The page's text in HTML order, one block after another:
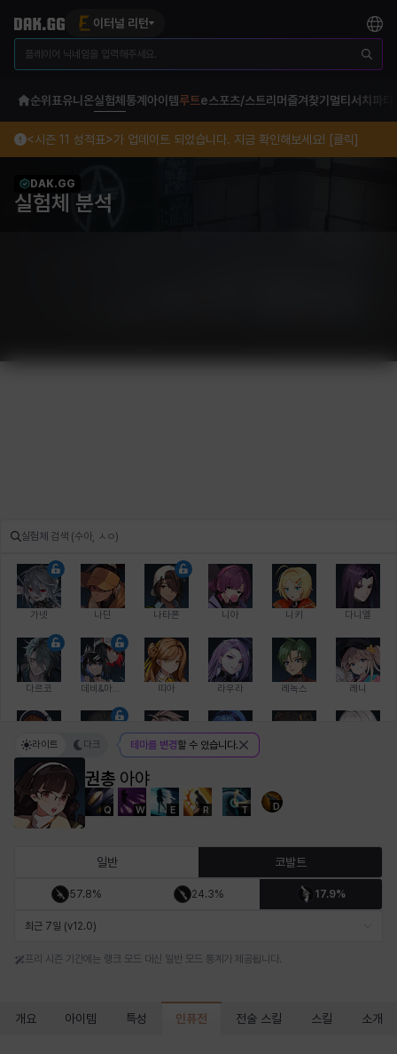
이터널 리턴
순위표유니온실험체 통계 아이템루트e스포츠/스트리머 즐겨찾기 멀티서치 파티
<시즌 11 성적표>가 업데이트 되었습니다. 지금 확인해보세요! [클릭]
DAK.GG
실험체 분석
가넷 나딘 나타폰 니아 니키 다니엘
다르코 띠아 라우라 레녹스 레니
레온 루크 르노어
비형 샬럿
권총 아야
Q W E R T D
라이트 다크 테마를 변경할 수 있습니다.
일반 코발트
57.8% 24.3% 17.9%
최근 7일 (v12.0)
프리 시즌 기간에는 랭크 모드 대신 일반 모드 통계가 제공됩니다.
개요 아이템 특성 인퓨전 전술 스킬 스킬 소개